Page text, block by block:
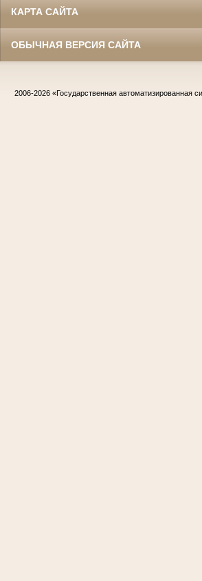
КАРТА САЙТА
ОБЫЧНАЯ ВЕРСИЯ САЙТА
2006-2026 «Государственная автоматизированная